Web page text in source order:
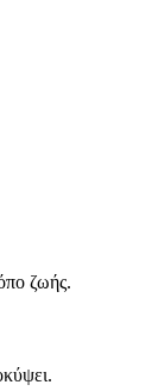
ζωής.